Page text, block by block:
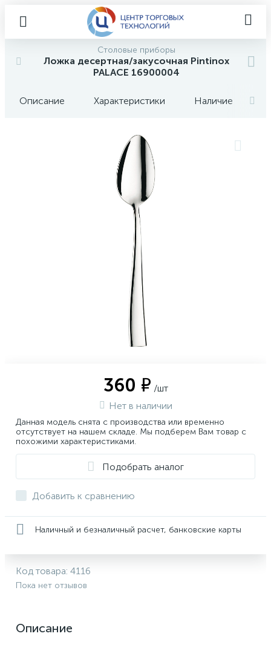
Столовые приборы
Ложка десертная/закусочная Pintinox
PALACE 16900004
Описание Характеристики Наличие
360 ₽ /шт
Нет в наличии
Данная модель снята с производства или временно
отсутствует на нашем складе. Мы подберем Вам товар с
похожими характеристиками.
Подобрать аналог
Добавить к сравнению
Наличный и безналичный расчет, банковские карты
Код товара: 4116
Пока нет отзывов
Описание